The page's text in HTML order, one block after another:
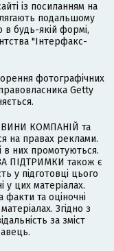
із посиланням на
подальшому
будь-якій формі,
"Інтерфакс-
фотографічних
Getty
КОМПАНІЙ та
на правах реклами.
в них промотуються.
ПІДТРИМКИ також є
у підготовці цього
у цих матеріалах.
факти та оціночні
Згідно з
за зміст